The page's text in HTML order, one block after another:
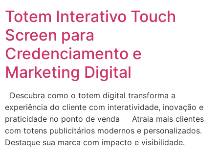
Totem Interativo Touch
Screen para
Credenciamento e
Marketing Digital
Descubra como o totem digital transforma a
experiência do cliente com interatividade, inovação e
praticidade no ponto de venda Atraia mais clientes
com totens publicitários modernos e personalizados.
Destaque sua marca com impacto e visibilidade.